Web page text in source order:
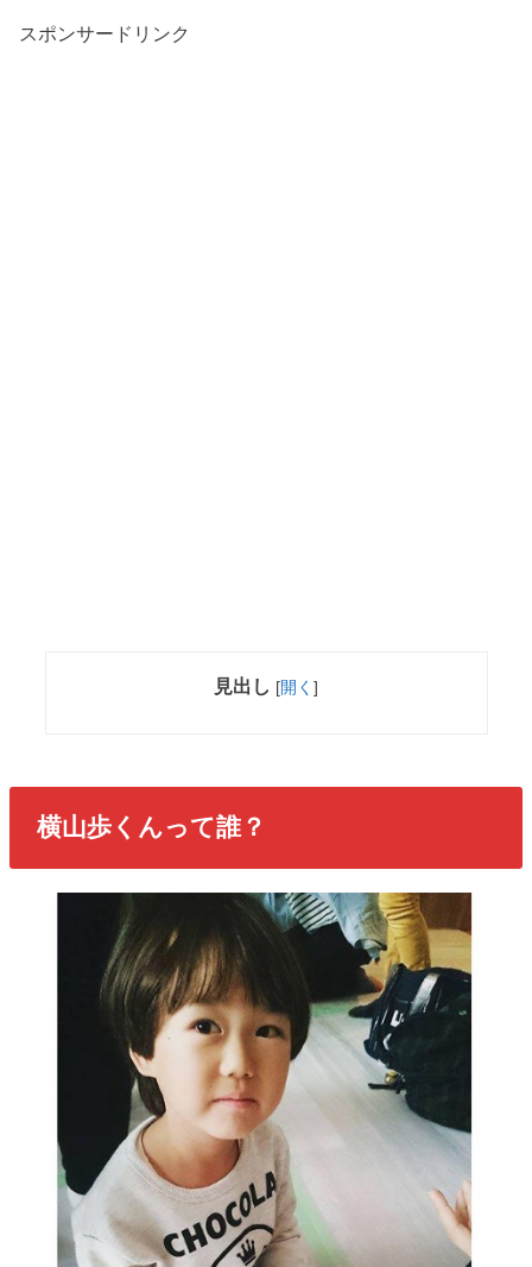
スポンサードリンク
見出し [開く ]
横山歩くんって誰？